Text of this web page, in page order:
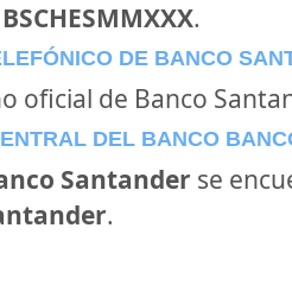
BSCHESMMXXX.
DE BANCO
oficial de Banco
DEL BANCO
Santander se
.